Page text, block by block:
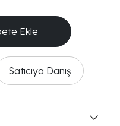
Satıcıya Danış